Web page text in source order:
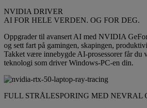
NVIDIA DRIVER
AI FOR HELE VERDEN. OG FOR DEG.
Oppgrader til avansert AI med NVIDIA
og sett fart på gamingen, skapingen,
Takket være innebygde AI-prosessorer får du
teknologi som driver Windows-PC-en din.
FULL STRÅLESPORING MED NEVRAL